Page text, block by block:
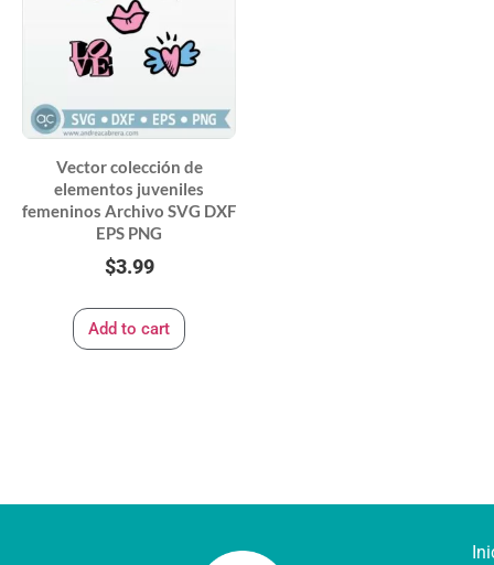
Vector colección de
elementos juveniles
femeninos Archivo SVG DXF
EPS PNG
$3.99
Add to cart